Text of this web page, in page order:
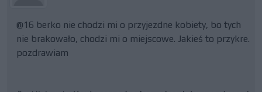
@16 berko nie chodzi mi o przyjezdne kobiety, bo tych
nie brakowało, chodzi mi o miejscowe. Jakieś to przykre.
pozdrawiam